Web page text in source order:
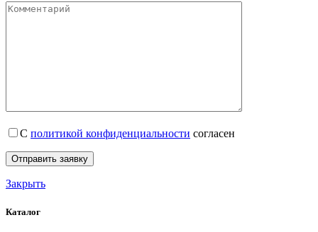
С политикой конфиденциальности согласен
Закрыть
Каталог